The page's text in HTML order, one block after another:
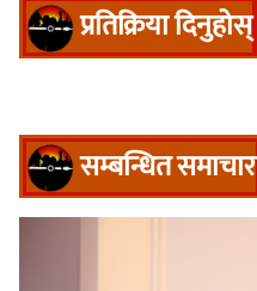
प्रतिक्रिया दिनुहोस्
सम्बन्धित समाचार